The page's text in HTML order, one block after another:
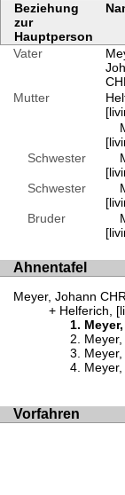
Beziehung
zur
Hauptperson
Vater
Mutter
Schwester
Schwester
Bruder
Ahnentafel
Meyer, Johann
Helferich,
Vorfahren